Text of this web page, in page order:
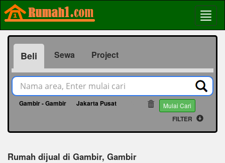
Beli Sewa Project
Gambir - Gambir Jakarta Pusat Mulai Cari
FILTER
Rumah dijual di Gambir, Gambir